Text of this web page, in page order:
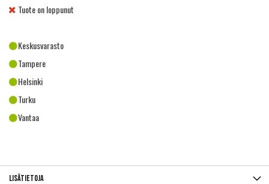
Tuote on loppunut
Keskusvarasto
Tampere
Helsinki
Turku
Vantaa
Lisätietoja